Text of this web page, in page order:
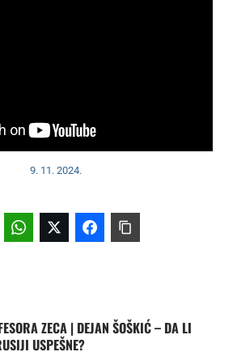
9. 11. 2024.
ZECA | DEJAN ŠOŠKIĆ – DA LI
USPEŠNE?